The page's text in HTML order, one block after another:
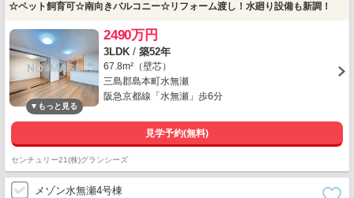
☆ペット飼育可☆南向きバルコニー☆リフォーム渡し！水廻り設備も新調！
2490万円
3LDK / 築52年
67.8m²（壁芯）
三島郡島本町水無瀬
阪急京都線「水無瀬」歩6分
見学予約(無料)
センチュリー21(株)グランシーズ
メゾン水無瀬4号棟